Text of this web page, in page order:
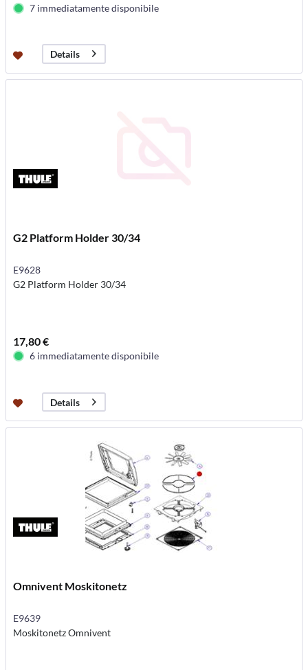
7 immediatamente disponibile
Details
G2 Platform Holder 30/34
E9628
G2 Platform Holder 30/34
17,80 €
6 immediatamente disponibile
Details
Omnivent Moskitonetz
E9639
Moskitonetz Omnivent